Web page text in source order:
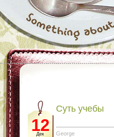
12
Дек
Суть учебы
George